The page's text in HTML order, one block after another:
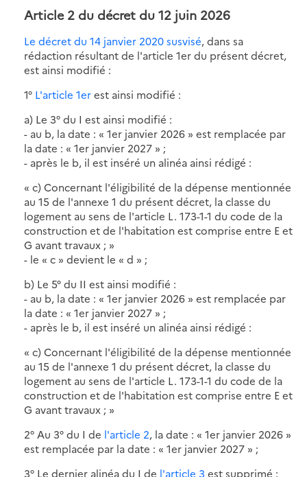
Article 2 du décret du 12 juin 2026
Le décret du 14 janvier 2020 susvisé, dans sa
rédaction résultant de l'article 1er du présent décret,
est ainsi modifié :
1° L'article 1erest ainsi modifié :
a) Le 3° du I est ainsi modifié :
- au b, la date : « 1er janvier 2026 » est remplacée par
la date : « 1er janvier 2027 » ;
- après le b, il est inséré un alinéa ainsi rédigé :
« c) Concernant l'éligibilité de la dépense mentionnée
au 15 de l'annexe 1 du présent décret, la classe du
logement au sens de l'article L. 173-1-1 du code de la
construction et de l'habitation est comprise entre E et
G avant travaux ; »
- le « c » devient le « d » ;
b) Le 5° du II est ainsi modifié :
- au b, la date : « 1er janvier 2026 » est remplacée par
la date : « 1er janvier 2027 » ;
- après le b, il est inséré un alinéa ainsi rédigé :
« c) Concernant l'éligibilité de la dépense mentionnée
au 15 de l'annexe 1 du présent décret, la classe du
logement au sens de l'article L. 173-1-1 du code de la
construction et de l'habitation est comprise entre E et
G avant travaux ; »
2° Au 3° du I de l'article 2, la date : « 1er janvier 2026 »
est remplacée par la date : « 1er janvier 2027 » ;
3° Le dernier alinéa du I de l'article 3 est supprimé ;